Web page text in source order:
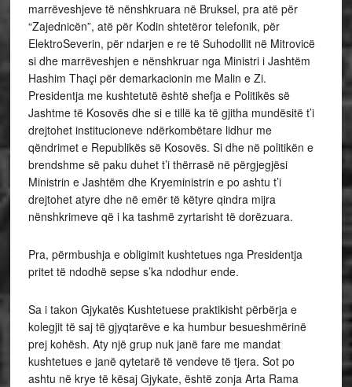
marrëveshjeve të nënshkruara në Bruksel, pra atë për
“Zajednicën”, atë për Kodin shtetëror telefonik, për
ElektroSeverin, për ndarjen e re të Suhodollit në Mitrovicë
si dhe marrëveshjen e nënshkruar nga Ministri i Jashtëm
Hashim Thaçi për demarkacionin me Malin e Zi.
Presidentja me kushtetutë është shefja e Politikës së
Jashtme të Kosovës dhe si e tillë ka të gjitha mundësitë t’i
drejtohet institucioneve ndërkombëtare lidhur me
qëndrimet e Republikës së Kosovës. Si dhe në politikën e
brendshme së paku duhet t’i thërrasë në përgjegjësi
Ministrin e Jashtëm dhe Kryeministrin e po ashtu t’i
drejtohet atyre dhe në emër të këtyre qindra mijra
nënshkrimeve që i ka tashmë zyrtarisht të dorëzuara.
Pra, përmbushja e obligimit kushtetues nga Presidentja
pritet të ndodhë sepse s’ka ndodhur ende.
Sa i takon Gjykatës Kushtetuese praktikisht përbërja e
kolegjit të saj të gjyqtarëve e ka humbur besueshmërinë
prej kohësh. Aty një grup nuk janë fare me mandat
kushtetues e janë qytetarë të vendeve të tjera. Sot po
ashtu në krye të kësaj Gjykate, është zonja Arta Rama